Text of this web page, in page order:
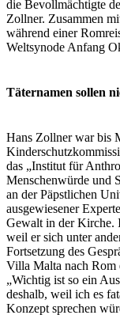
die Bevollmächtigte
Zollner. Zusammen
während einer
Weltsynode Anfang
Täternamen sollen
Hans Zollner war bis
das „Institut für
Menschenwürde und
an der Päpstlichen
ausgewiesener
Gewalt in der Kirche.
weil er sich unter
Fortsetzung des
Villa Malta nach Rom
„Wichtig ist so ein
deshalb, weil ich es
Konzept sprechen